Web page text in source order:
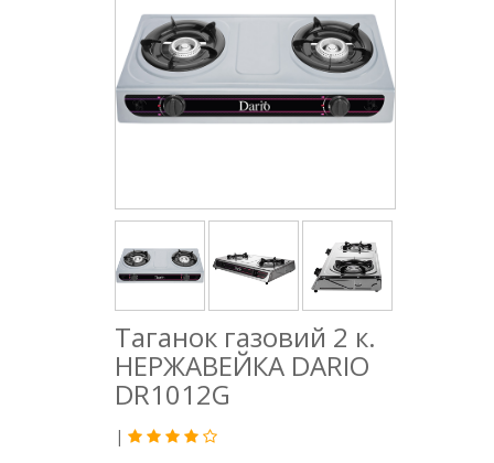
Таганок газовий 2 к.
НЕРЖАВЕЙКА DARIO
DR1012G
|